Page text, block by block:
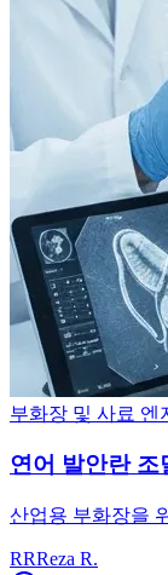
부화장 및 사료 엔
연어 발안란 조
산업용 부화장을
RRReza R.